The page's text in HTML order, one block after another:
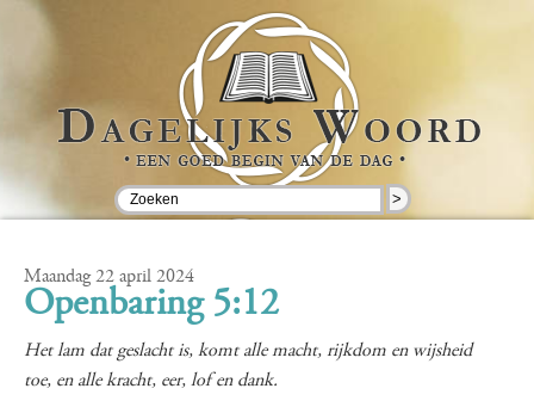
>
Maandag 22 april 2024
Openbaring 5:12
Het lam dat geslacht is, komt alle macht, rijkdom en wijsheid
toe, en alle kracht, eer, lof en dank.